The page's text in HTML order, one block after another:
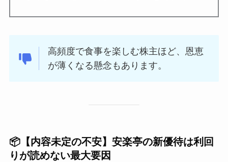
高頻度で食事を楽しむ株主ほど、恩恵
が薄くなる懸念もあります。
📦【内容未定の不安】安楽亭の新優待は利回
りが読めない最大要因